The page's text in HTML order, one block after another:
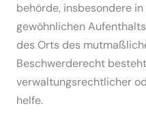
be­hörde, insbe­sondere
gewöhn­lichen
des Orts des
Beschwer­de­recht
verwal­tungs­recht­licher
helfe.